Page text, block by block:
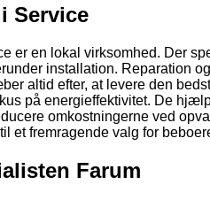
Service
er en lokal virksomhed. Der
installation. Reparation
altid efter, at levere den
på energieffektivitet. De
omkostningerne ved
et fremragende valg for
Farum